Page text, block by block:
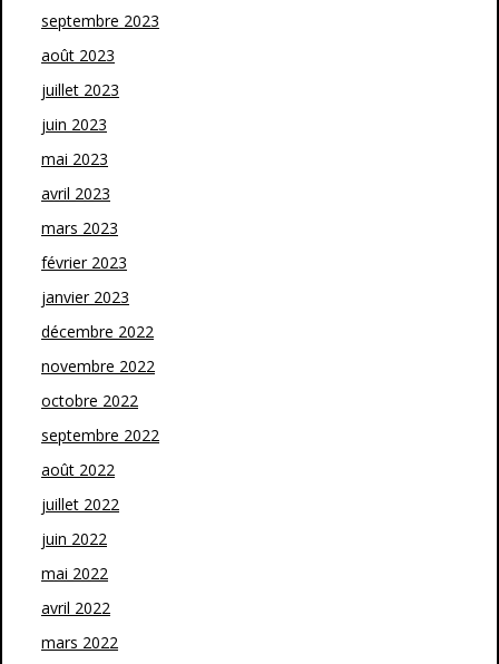
septembre 2023
août 2023
juillet 2023
juin 2023
mai 2023
avril 2023
mars 2023
février 2023
janvier 2023
décembre 2022
novembre 2022
octobre 2022
septembre 2022
août 2022
juillet 2022
juin 2022
mai 2022
avril 2022
mars 2022